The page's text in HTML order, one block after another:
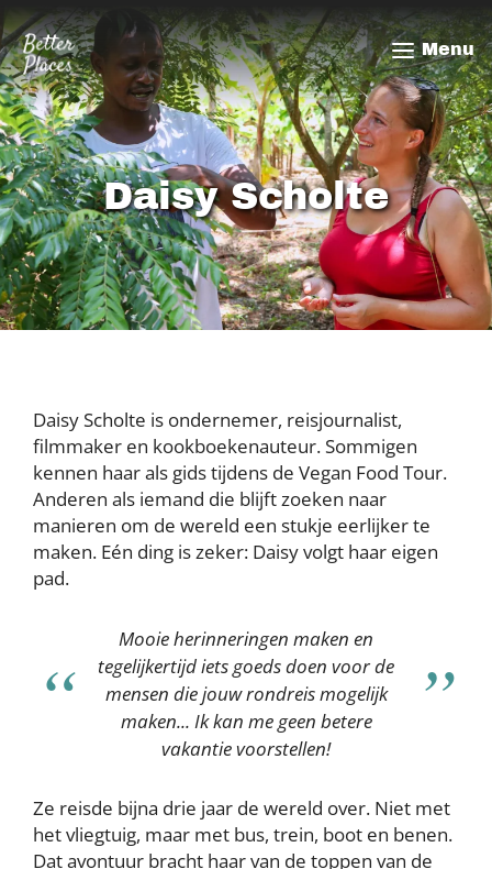
Overslaan
en
naar
de
inhoud
gaan
Daisy Scholte
Menu
Daisy Scholte is ondernemer, reisjournalist,
filmmaker en kookboekenauteur. Sommigen
kennen haar als gids tijdens de Vegan Food Tour.
Anderen als iemand die blijft zoeken naar
manieren om de wereld een stukje eerlijker te
maken. Eén ding is zeker: Daisy volgt haar eigen
pad.
Mooie herinneringen maken en
tegelijkertijd iets goeds doen voor de
mensen die jouw rondreis mogelijk
maken... Ik kan me geen betere
vakantie voorstellen!
Ze reisde bijna drie jaar de wereld over. Niet met
het vliegtuig, maar met bus, trein, boot en benen.
Dat avontuur bracht haar van de toppen van de